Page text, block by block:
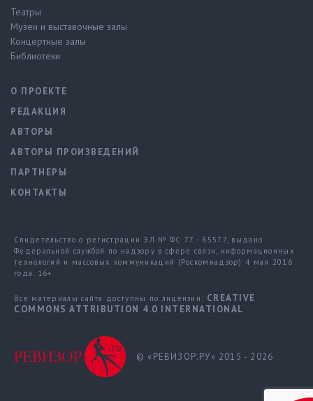
Театры
Музеи и выставочные залы
Концертные залы
Библиотеки
О ПРОЕКТЕ
РЕДАКЦИЯ
АВТОРЫ
АВТОРЫ ПРОИЗВЕДЕНИЙ
ПАРТНЕРЫ
КОНТАКТЫ
Свидетельство о регистрации ЭЛ № ФС 77 - 65577, выдано
Федеральной службой по надзору в сфере связи, информационных
технологий и массовых коммуникаций (Роскомнадзор) 4 мая 2016
года. 16+
Все материалы сайта доступны по лицензии: CREATIVE
COMMONS ATTRIBUTION 4.0 INTERNATIONAL
© «РЕВИЗОР.РУ» 2015 - 2026